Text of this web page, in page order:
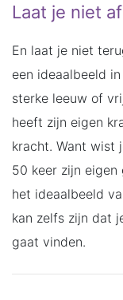
Laat je niet
En laat je niet
een ideaalbeeld
sterke leeuw of
heeft zijn eigen
kracht. Want wist
50 keer zijn eigen
het ideaalbeeld
kan zelfs zijn dat
gaat vinden.